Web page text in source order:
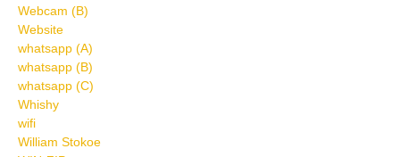
Webcam (B)
Website
whatsapp (A)
whatsapp (B)
whatsapp (C)
Whishy
wifi
William Stokoe